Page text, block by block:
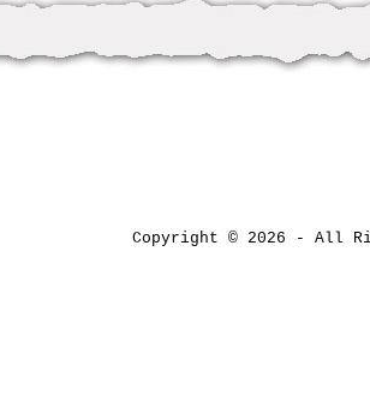
Copyright © 2026 - All